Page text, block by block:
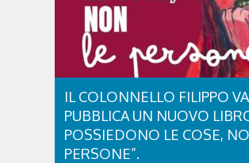
IL COLONNELLO FILIPPO
PUBBLICA UN NUOVO
POSSIEDONO LE COSE,
PERSONE”.